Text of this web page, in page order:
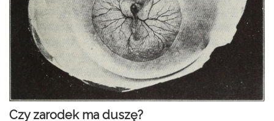
Czy zarodek ma duszę?